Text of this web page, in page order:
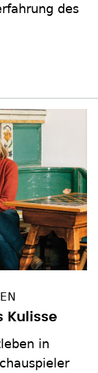
des
Kulisse
in